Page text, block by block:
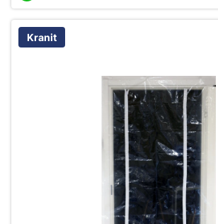
Kranit